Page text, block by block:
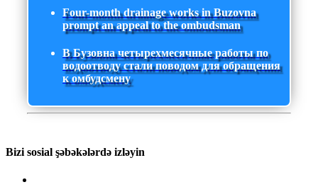
Four-month drainage works in Buzovna
prompt an appeal to the ombudsman
В Бузовна четырехмесячные работы по
водоотводу стали поводом для обращения
к омбудсмену
Bizi sosial şəbəkələrdə izləyin